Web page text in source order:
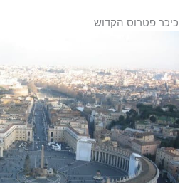
כיכר פטרוס הקדוש